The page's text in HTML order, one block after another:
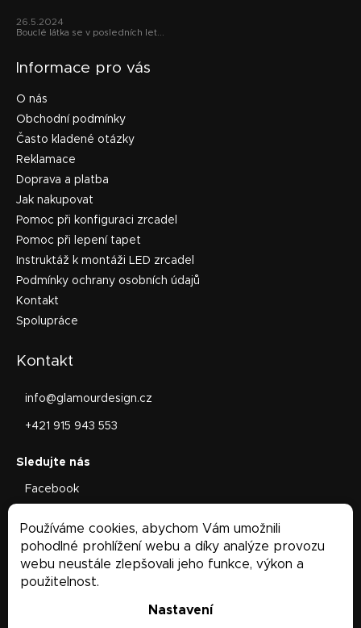
Používáme cookies, abychom Vám umožnili
pohodlné prohlížení webu a díky analýze provozu
webu neustále zlepšovali jeho funkce, výkon a
použitelnost.
Nastavení
26.5.2024
Bouclé látka se v posledních let...
Informace pro vás
O nás
Obchodní podmínky
Často kladené otázky
Reklamace
Doprava a platba
Jak nakupovat
Pomoc při konfiguraci zrcadel
Pomoc při lepení tapet
Instruktáž k montáži LED zrcadel
Podmínky ochrany osobních údajů
Kontakt
Spolupráce
Kontakt
info@glamourdesign.cz
+421 915 943 553
Facebook
Facebook